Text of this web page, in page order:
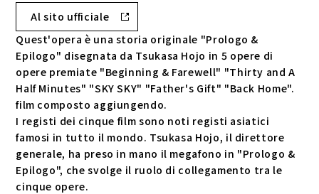
Al sito ufficiale
Quest'opera è una storia originale "Prologo &
Epilogo" disegnata da Tsukasa Hojo in 5 opere di
opere premiate "Beginning & Farewell" "Thirty and A
Half Minutes" "SKY SKY" "Father's Gift" "Back Home".
film composto aggiungendo.
I registi dei cinque film sono noti registi asiatici
famosi in tutto il mondo. Tsukasa Hojo, il direttore
generale, ha preso in mano il megafono in "Prologo &
Epilogo", che svolge il ruolo di collegamento tra le
cinque opere.